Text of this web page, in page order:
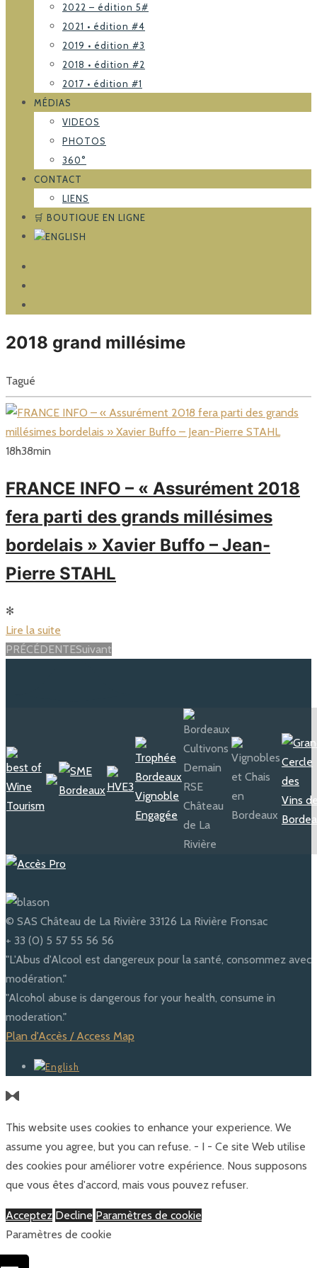
2022 – édition 5#
2021 • édition #4
2019 • édition #3
2018 • édition #2
2017 • édition #1
MÉDIAS
VIDEOS
PHOTOS
360°
CONTACT
LIENS
🛒 BOUTIQUE EN LIGNE
2018 grand millésime
Tagué
18h38min
FRANCE INFO – « Assurément 2018
fera parti des grands millésimes
bordelais » Xavier Buffo – Jean-
Pierre STAHL
✻
Lire la suite
Posts
PRÉCÉDENTESuivant
© SAS Château de La Rivière 33126 La Rivière Fronsac
+ 33 (0) 5 57 55 56 56
"L'Abus d'Alcool est dangereux pour la santé, consommez avec
modération."
"Alcohol abuse is dangerous for your health, consume in
moderation."
Plan d'Accès / Access Map
This website uses cookies to enhance your experience. We
assume you agree, but you can refuse. - I - Ce site Web utilise
des cookies pour améliorer votre expérience. Nous supposons
que vous êtes d'accord, mais vous pouvez refuser.
Acceptez Decline Paramètres de cookie
Paramètres de cookie